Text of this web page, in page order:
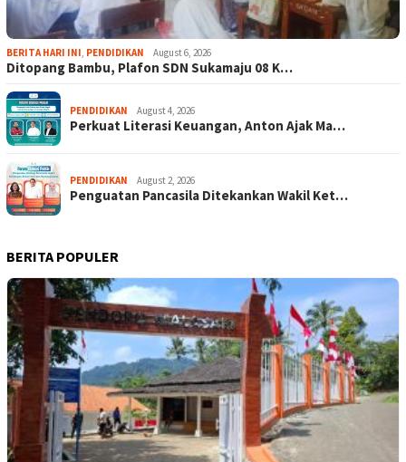
BERITA HARI INI, PENDIDIKAN August 6, 2026
Ditopang Bambu, Plafon SDN Sukamaju 08 K…
PENDIDIKAN August 4, 2026
Perkuat Literasi Keuangan, Anton Ajak Ma…
PENDIDIKAN August 2, 2026
Penguatan Pancasila Ditekankan Wakil Ket…
BERITA POPULER